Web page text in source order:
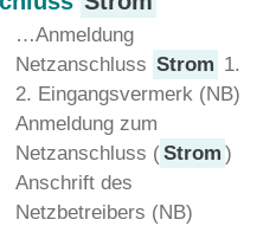
…Anmeldung
Netzanschluss Strom 1.
2. Eingangsvermerk (NB)
Anmeldung zum
Netzanschluss (Strom )
Anschrift des
Netzbetreibers (NB)